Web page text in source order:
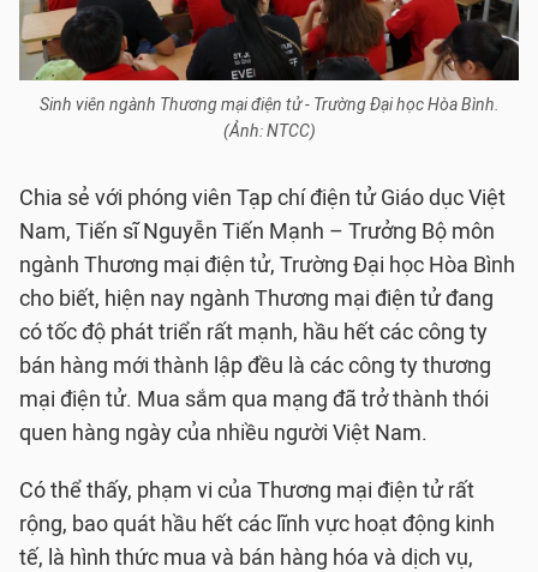
Sinh viên ngành Thương mại điện tử - Trường Đại học Hòa Bình.
(Ảnh: NTCC)
Chia sẻ với phóng viên Tạp chí điện tử Giáo dục Việt
Nam, Tiến sĩ Nguyễn Tiến Mạnh – Trưởng Bộ môn
ngành Thương mại điện tử, Trường Đại học Hòa Bình
cho biết, hiện nay ngành Thương mại điện tử đang
có tốc độ phát triển rất mạnh, hầu hết các công ty
bán hàng mới thành lập đều là các công ty thương
mại điện tử. Mua sắm qua mạng đã trở thành thói
quen hàng ngày của nhiều người Việt Nam.
Có thể thấy, phạm vi của Thương mại điện tử rất
rộng, bao quát hầu hết các lĩnh vực hoạt động kinh
tế, là hình thức mua và bán hàng hóa và dịch vụ,